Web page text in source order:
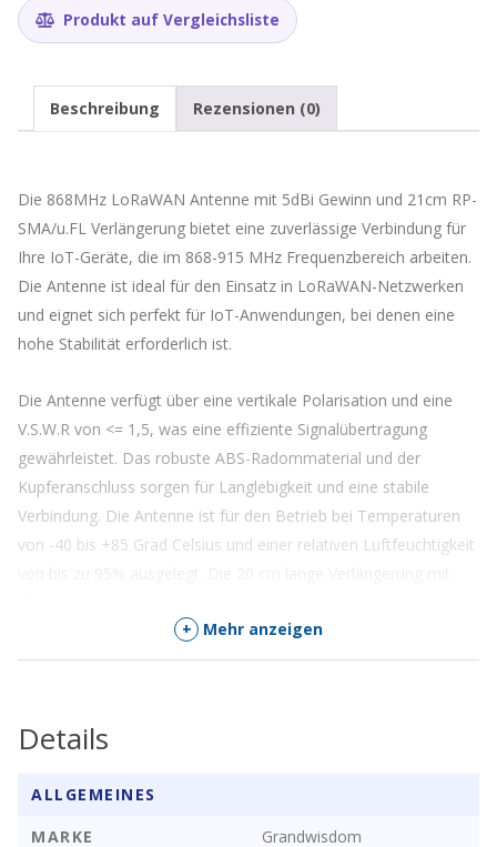
21cm
RP_SMA/u.FL
Produkt auf Vergleichsliste
Beschreibung Rezensionen (0)
Die 868MHz LoRaWAN Antenne mit 5dBi Gewinn und 21cm RP-
SMA/u.FL Verlängerung bietet eine zuverlässige Verbindung für
Ihre IoT-Geräte, die im 868-915 MHz Frequenzbereich arbeiten.
Die Antenne ist ideal für den Einsatz in LoRaWAN-Netzwerken
und eignet sich perfekt für IoT-Anwendungen, bei denen eine
hohe Stabilität erforderlich ist.
Die Antenne verfügt über eine vertikale Polarisation und eine
V.S.W.R von <= 1,5, was eine effiziente Signalübertragung
gewährleistet. Das robuste ABS-Radommaterial und der
Kupferanschluss sorgen für Langlebigkeit und eine stabile
Verbindung. Die Antenne ist für den Betrieb bei Temperaturen
von -40 bis +85 Grad Celsius und einer relativen Luftfeuchtigkeit
Anpassung an Ihre spezifischen Anforderungen.
EIGENSCHAFT
Mittenfrequenz
Polarisation Vertikale Polarisation
+ Mehr anzeigen
Details
ALLGEMEINES
MARKE
Grandwisdom